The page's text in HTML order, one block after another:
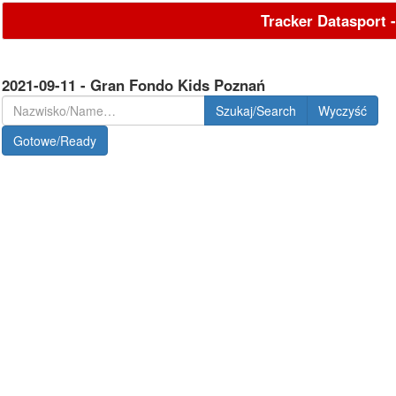
Tracker Datasport
2021-09-11 - Gran Fondo Kids Poznań
Szukaj/Search
Gotowe/Ready